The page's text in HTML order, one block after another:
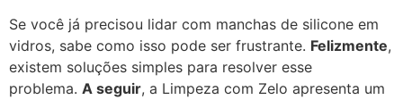
Se você já precisou lidar com manchas de silicone em
vidros, sabe como isso pode ser frustrante. Felizmente,
existem soluções simples para resolver esse
problema. A seguir, a Limpeza com Zelo apresenta um